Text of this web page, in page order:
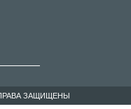
ЗАЩИЩЕНЫ